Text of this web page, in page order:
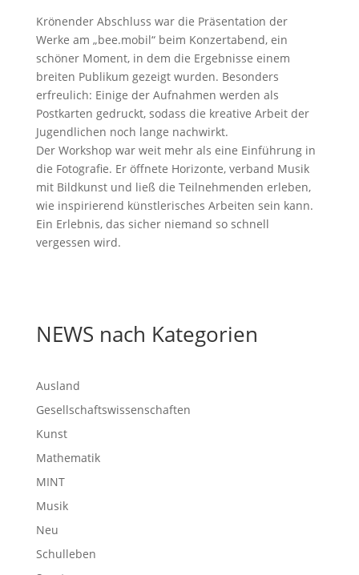
Krönender Abschluss war die Präsentation der
Werke am „bee.mobil“ beim Konzertabend, ein
schöner Moment, in dem die Ergebnisse einem
breiten Publikum gezeigt wurden. Besonders
erfreulich: Einige der Aufnahmen werden als
Postkarten gedruckt, sodass die kreative Arbeit der
Jugendlichen noch lange nachwirkt.
Der Workshop war weit mehr als eine Einführung in
die Fotografie. Er öffnete Horizonte, verband Musik
mit Bildkunst und ließ die Teilnehmenden erleben,
wie inspirierend künstlerisches Arbeiten sein kann.
Ein Erlebnis, das sicher niemand so schnell
vergessen wird.
NEWS nach Kategorien
Ausland
Gesellschaftswissenschaften
Kunst
Mathematik
MINT
Musik
Neu
Schulleben